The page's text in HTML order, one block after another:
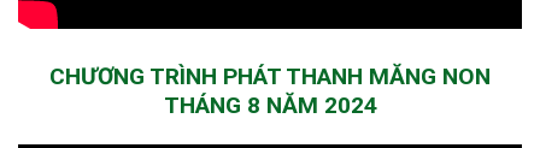
CHƯƠNG TRÌNH PHÁT THANH MĂNG NON
THÁNG 8 NĂM 2024